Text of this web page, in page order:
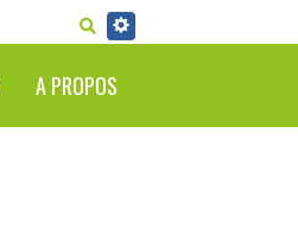
RECHERCHER
A PROPOS